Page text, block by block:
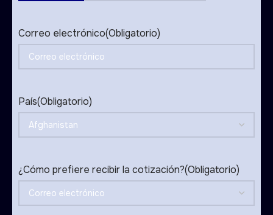
Correo electrónico(Obligatorio)
País(Obligatorio)
¿Cómo prefiere recibir la cotización?(Obligatorio)